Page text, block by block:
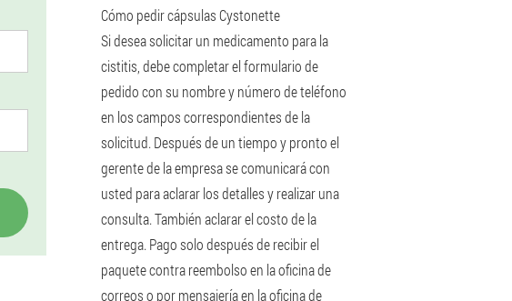
Cómo pedir cápsulas Cystonette
Si desea solicitar un medicamento para la
cistitis, debe completar el formulario de
pedido con su nombre y número de teléfono
en los campos correspondientes de la
solicitud. Después de un tiempo y pronto el
gerente de la empresa se comunicará con
usted para aclarar los detalles y realizar una
consulta. También aclarar el costo de la
entrega. Pago solo después de recibir el
paquete contra reembolso en la oficina de
correos o por mensajería en la oficina de